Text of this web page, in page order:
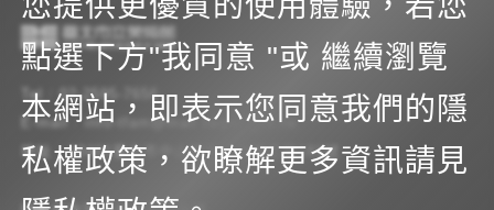
Tel
02-2595-7656
E-mail
info-tfam@mail.taipei.gov.tw
地址 10461臺北市中山區中山北路三段181號
點選下方"我同意 "或 繼續瀏覽
本網站，即表示您同意我們的隱
私權政策，欲瞭解更多資訊請見